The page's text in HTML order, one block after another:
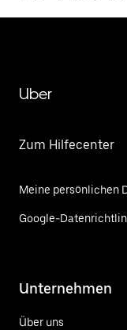
Uber
Zum Hilfecenter
Meine persönlichen
Google-
Unternehmen
Über uns